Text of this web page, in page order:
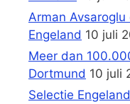
Arman
Engeland 10 juli
Meer dan
Dortmund 10 juli
Selectie